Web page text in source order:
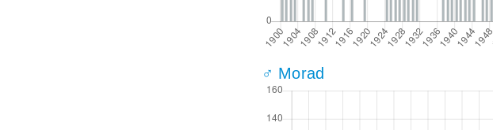
♂ Morad